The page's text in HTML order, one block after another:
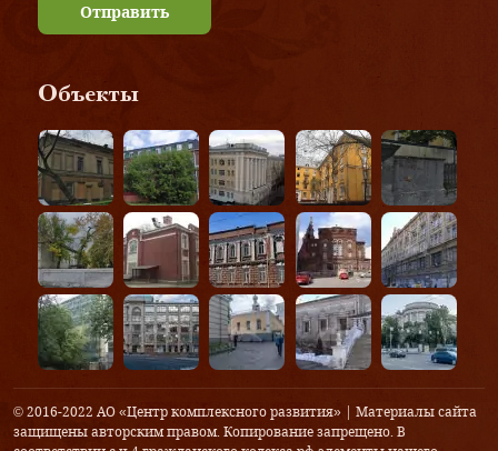
Отправить
Объекты
© 2016-2022 АО «Центр комплексного развития» | Материалы сайта
защищены авторским правом. Копирование запрещено. В